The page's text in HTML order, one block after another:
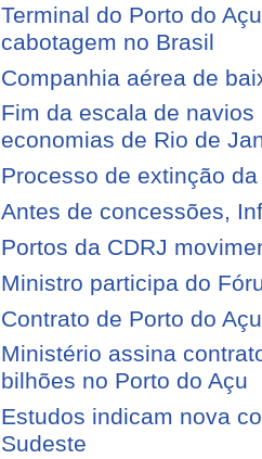
Terminal do Porto do
cabotagem no Brasil
Companhia aérea de
Fim da escala de
economias de Rio de
Processo de extinção
Antes de concessões,
Portos da CDRJ
Ministro participa do
Contrato de Porto do
Ministério assina
bilhões no Porto do Açu
Estudos indicam nova
Sudeste